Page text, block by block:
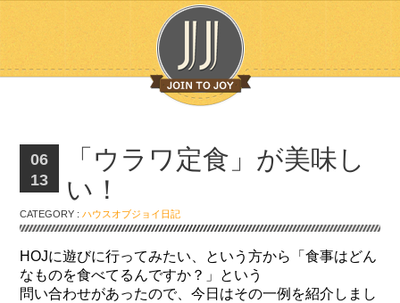
06
13
「ウラワ定食」が美味し
い！
CATEGORY :ハウスオブジョイ日記
HOJに遊びに行ってみたい、という方から「食事はどん
なものを食べてるんですか？」という
問い合わせがあったので、今日はその一例を紹介しまし